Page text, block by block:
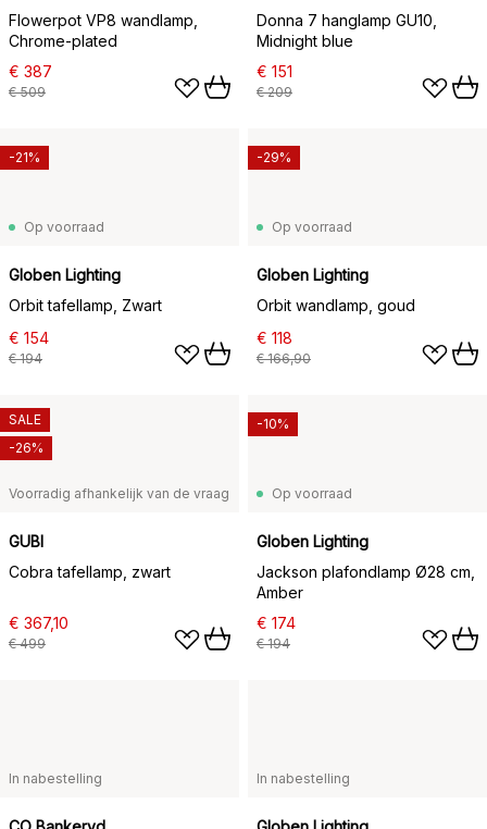
Flowerpot VP8 wandlamp,
Chrome-plated
€ 387
€ 509
Donna 7 hanglamp GU10,
Midnight blue
€ 151
€ 209
Op voorraad
Globen Lighting
Orbit tafellamp, Zwart
€ 154
€ 194
-21%
Op voorraad
Globen Lighting
Orbit wandlamp, goud
€ 118
€ 166,90
-29%
Voorradig afhankelijk van de vraag
GUBI
Cobra tafellamp, zwart
€ 367,10
€ 499
SALE
-26%
Op voorraad
Globen Lighting
Jackson plafondlamp Ø28 cm,
Amber
€ 174
€ 194
-10%
In nabestelling In nabestelling